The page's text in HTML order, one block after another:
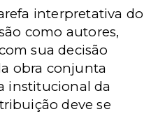
interpretativa do
como autores,
sua decisão
obra conjunta
institucional da
deve se